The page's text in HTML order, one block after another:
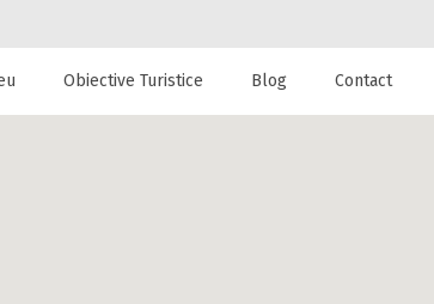
Obiective Turistice Blog Contact